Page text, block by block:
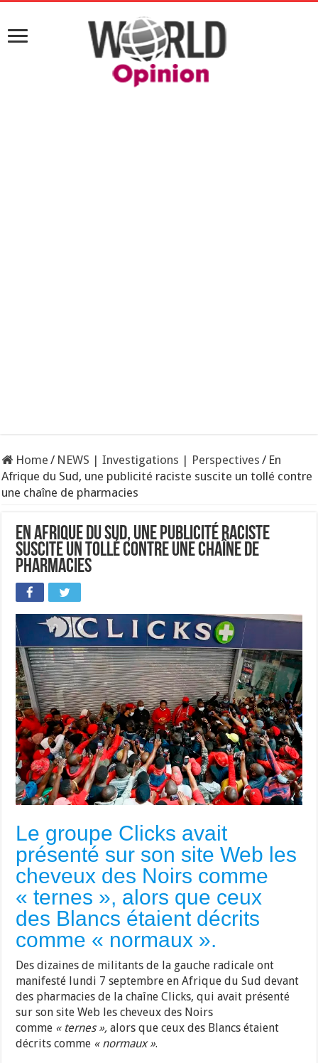
Home / NEWS | Investigations | Perspectives / En
Afrique du Sud, une publicité raciste suscite un tollé contre
une chaîne de pharmacies
En Afrique du Sud, une publicité raciste
suscite un tollé contre une chaîne de
pharmacies
Le groupe Clicks avait
présenté sur son site Web les
cheveux des Noirs comme
« ternes », alors que ceux
des Blancs étaient décrits
comme « normaux ».
Des dizaines de militants de la gauche radicale ont
manifesté lundi 7 septembre en Afrique du Sud devant
des pharmacies de la chaîne Clicks, qui avait présenté
sur son site Web les cheveux des Noirs
comme « ternes », alors que ceux des Blancs étaient
décrits comme « normaux ».